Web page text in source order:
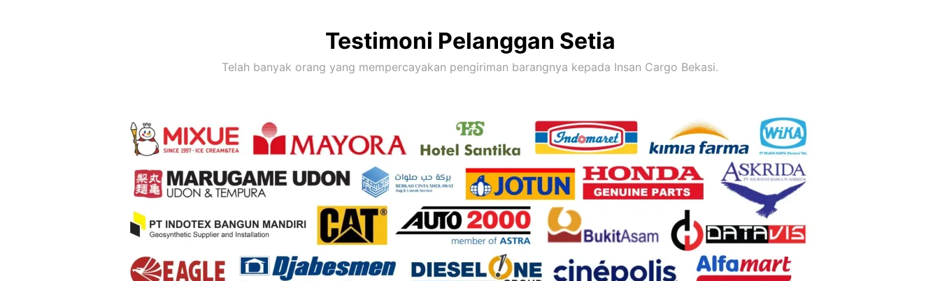
Testimoni Pelanggan Setia
Telah banyak orang yang mempercayakan pengiriman barangnya kepada Insan Cargo Bekasi.